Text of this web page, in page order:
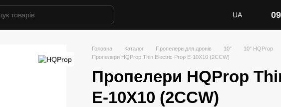
UA
Головна Каталог Пропелери для дронів 10"
10" HQProp
Пропелери HQProp Thin Electric Prop E-10X10 (2CCW)
Пропелери HQProp
E-10X10 (2CCW)